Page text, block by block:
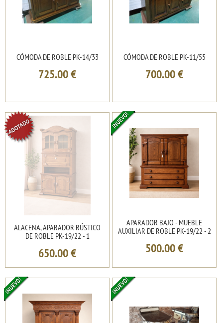
CÓMODA DE ROBLE PK-14/33
725.00€
CÓMODA DE ROBLE PK-11/55
700.00€
ALACENA, APARADOR RÚSTICO
DE ROBLE PK-19/22 - 1
650.00€
APARADOR BAJO - MUEBLE
AUXILIAR DE ROBLE PK-19/22 - 2
500.00€